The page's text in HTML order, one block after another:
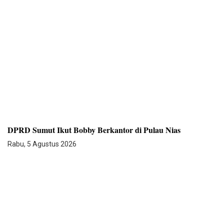
DPRD Sumut Ikut Bobby Berkantor di Pulau Nias
Rabu, 5 Agustus 2026